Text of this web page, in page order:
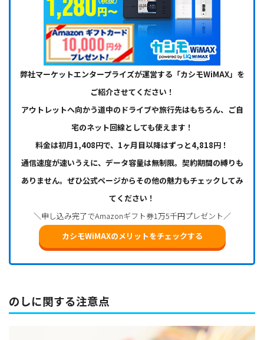
弊社マーケットエンタープライズが運営する「カシモWiMAX」を
ご紹介させてください！
アウトレットへ向かう道中のドライブや旅行先はもちろん、ご自
宅のネット回線としても使えます！
料金は初月1,408円で、1ヶ月目以降はずっと4,818円！
通信速度が速いうえに、データ容量は無制限。契約期間の縛りも
ありません。ぜひ公式ページからその他の魅力もチェックしてみ
てください！
＼申し込み完了でAmazonギフト券1万5千円プレゼント／
カシモWiMAXのメリットをチェックする
のしに関する注意点